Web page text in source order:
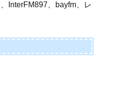
InterFM897、bayfm、レ